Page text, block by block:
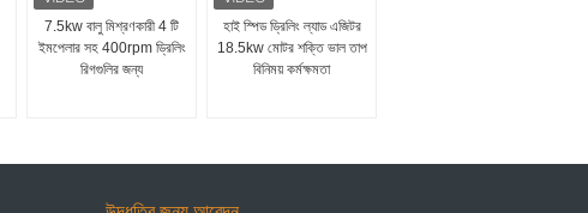
7.5kw বালু মিশ্রণকারী 4 টি
ইমপেলার সহ 400rpm ড্রিলিং
রিগগুলির জন্য
হাই স্পিড ড্রিলিং ল্যাড এজিটর
18.5kw মোটর শক্তি ভাল তাপ
বিনিময় কর্মক্ষমতা